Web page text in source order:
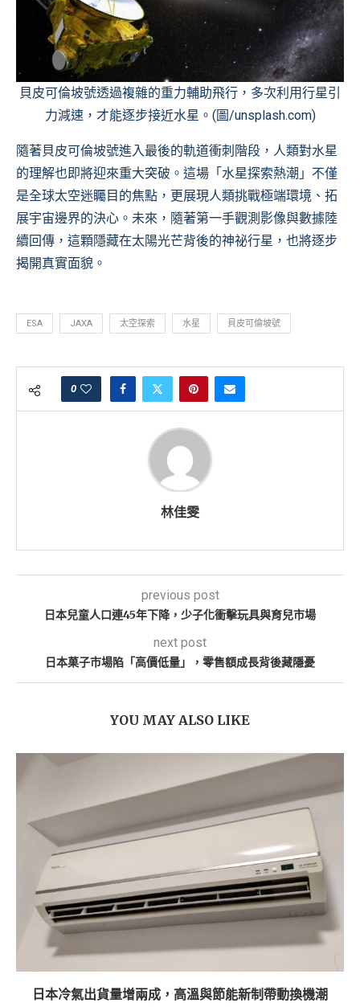
貝皮可倫坡號透過複雜的重力輔助飛行，多次利用行星引
力減速，才能逐步接近水星。(圖/unsplash.com)
隨著貝皮可倫坡號進入最後的軌道衝刺階段，人類對水星
的理解也即將迎來重大突破。這場「水星探索熱潮」不僅
是全球太空迷矚目的焦點，更展現人類挑戰極端環境、拓
展宇宙邊界的決心。未來，隨著第一手觀測影像與數據陸
續回傳，這顆隱藏在太陽光芒背後的神祕行星，也將逐步
揭開真實面貌。
ESA JAXA 太空探索 水星 貝皮可倫坡號
0
林佳雯
previous post
日本兒童人口連45年下降，少子化衝擊玩具與育兒市場
next post
日本菓子市場陷「高價低量」，零售額成長背後藏隱憂
YOU MAY ALSO LIKE
日本冷氣出貨量增兩成，高溫與節能新制帶動換機潮